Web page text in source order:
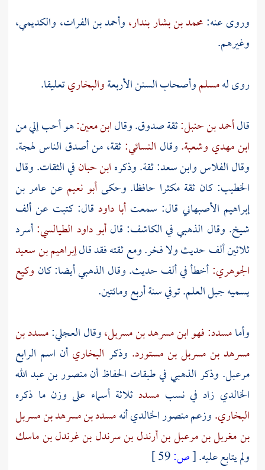
وروى عنه:محمد بن بشار بندار،وأحمد بن الفرات، والكديمي،
وغيرهم.
روى لهمسلموأصحاب السنن الأربعةوالبخاريتعليقا.
قالأحمد بن حنبل:ثقة صدوق. وقالابن معين:هو أحب إلي من
ابن مهدي وشعبة.وقال النسائي:ثقة، من أصدق الناس لهجة.
وقالالفلاسوابن سعد:ثقة. وذكرهابن حبانفي الثقات. وقال
الخطيب:كان ثقة مكثرا حافظا. وحكىأبو نعيمعنعامر بن
إبراهيم الأصبهاني قال: سمعت أبا داود قال: كتبت عن ألف
شيخ. وقال الذهبيفي الكاشف: قالأبو داود الطيالسي:أسرد
ثلاثين ألف حديث ولا فخر. ومع ثقته فقد قالإبراهيم بن سعيد
الجوهري:أخطأ في ألف حديث. وقال الذهبيأيضا: كان وكيع
يسميه جبل العلم. توفي سنة أربع ومائتين.
وأمامسدد: فهو ابن مسرهد بن مسربل،وقالالعجلي:مسدد بن
مسرهد بن مسربل بن مستورد. وذكر البخاري أن اسم الرابع
مرعبل. وذكرالذهبيفي طبقات الحفاظ أنمنصور بن عبد الله
الخالدي زاد في نسب مسدد ثلاثة أسماء على وزن ما ذكره
البخاري.وزعممنصور الخالديأنهمسدد بن مسرهد بن مسربل
بن مغربل بن مرعبل بن أرندل بن سرندل بن غرندل بن ماسك
ولم يتابع عليه.[ص: